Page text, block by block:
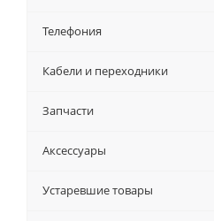
Телефония
Кабели и переходники
Запчасти
Аксессуары
Устаревшие товары